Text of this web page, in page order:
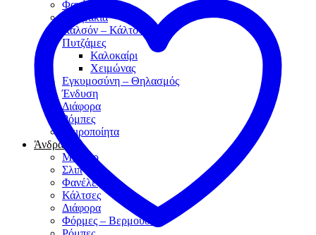
Φανέλες
Κορμάκια
Καλσόν – Κάλτσες
Πυτζάμες
Καλοκαίρι
Χειμώνας
Εγκυμοσύνη – Θηλασμός
Ένδυση
Διάφορα
Ρόμπες
Χειροποίητα
Άνδρας
Μπόξερ
Σλιπ
Φανέλες
Κάλτσες
Διάφορα
Φόρμες – Βερμούδες